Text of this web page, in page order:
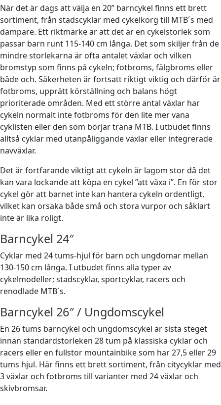
När det är dags att välja en 20” barncykel finns ett brett
sortiment, från stadscyklar med cykelkorg till MTB´s med
dämpare. Ett riktmärke är att det är en cykelstorlek som
passar barn runt 115-140 cm långa. Det som skiljer från de
mindre storlekarna är ofta antalet växlar och vilken
bromstyp som finns på cykeln; fotbroms, fälgbroms eller
både och. Säkerheten är fortsatt riktigt viktig och därför är
fotbroms, upprätt körställning och balans högt
prioriterade områden. Med ett större antal växlar har
cykeln normalt inte fotbroms för den lite mer vana
cyklisten eller den som börjar träna MTB. I utbudet finns
alltså cyklar med utanpåliggande växlar eller integrerade
navväxlar.
Det är fortfarande viktigt att cykeln är lagom stor då det
kan vara lockande att köpa en cykel ”att växa i”. En för stor
cykel gör att barnet inte kan hantera cykeln ordentligt,
vilket kan orsaka både små och stora vurpor och såklart
inte är lika roligt.
Barncykel 24″
Cyklar med 24 tums-hjul för barn och ungdomar mellan
130-150 cm långa. I utbudet finns alla typer av
cykelmodeller; stadscyklar, sportcyklar, racers och
renodlade MTB´s.
Barncykel 26″ / Ungdomscykel
En 26 tums barncykel och ungdomscykel är sista steget
innan standardstorleken 28 tum på klassiska cyklar och
racers eller en fullstor mountainbike som har 27,5 eller 29
tums hjul. Här finns ett brett sortiment, från citycyklar med
3 växlar och fotbroms till varianter med 24 växlar och
skivbromsar.